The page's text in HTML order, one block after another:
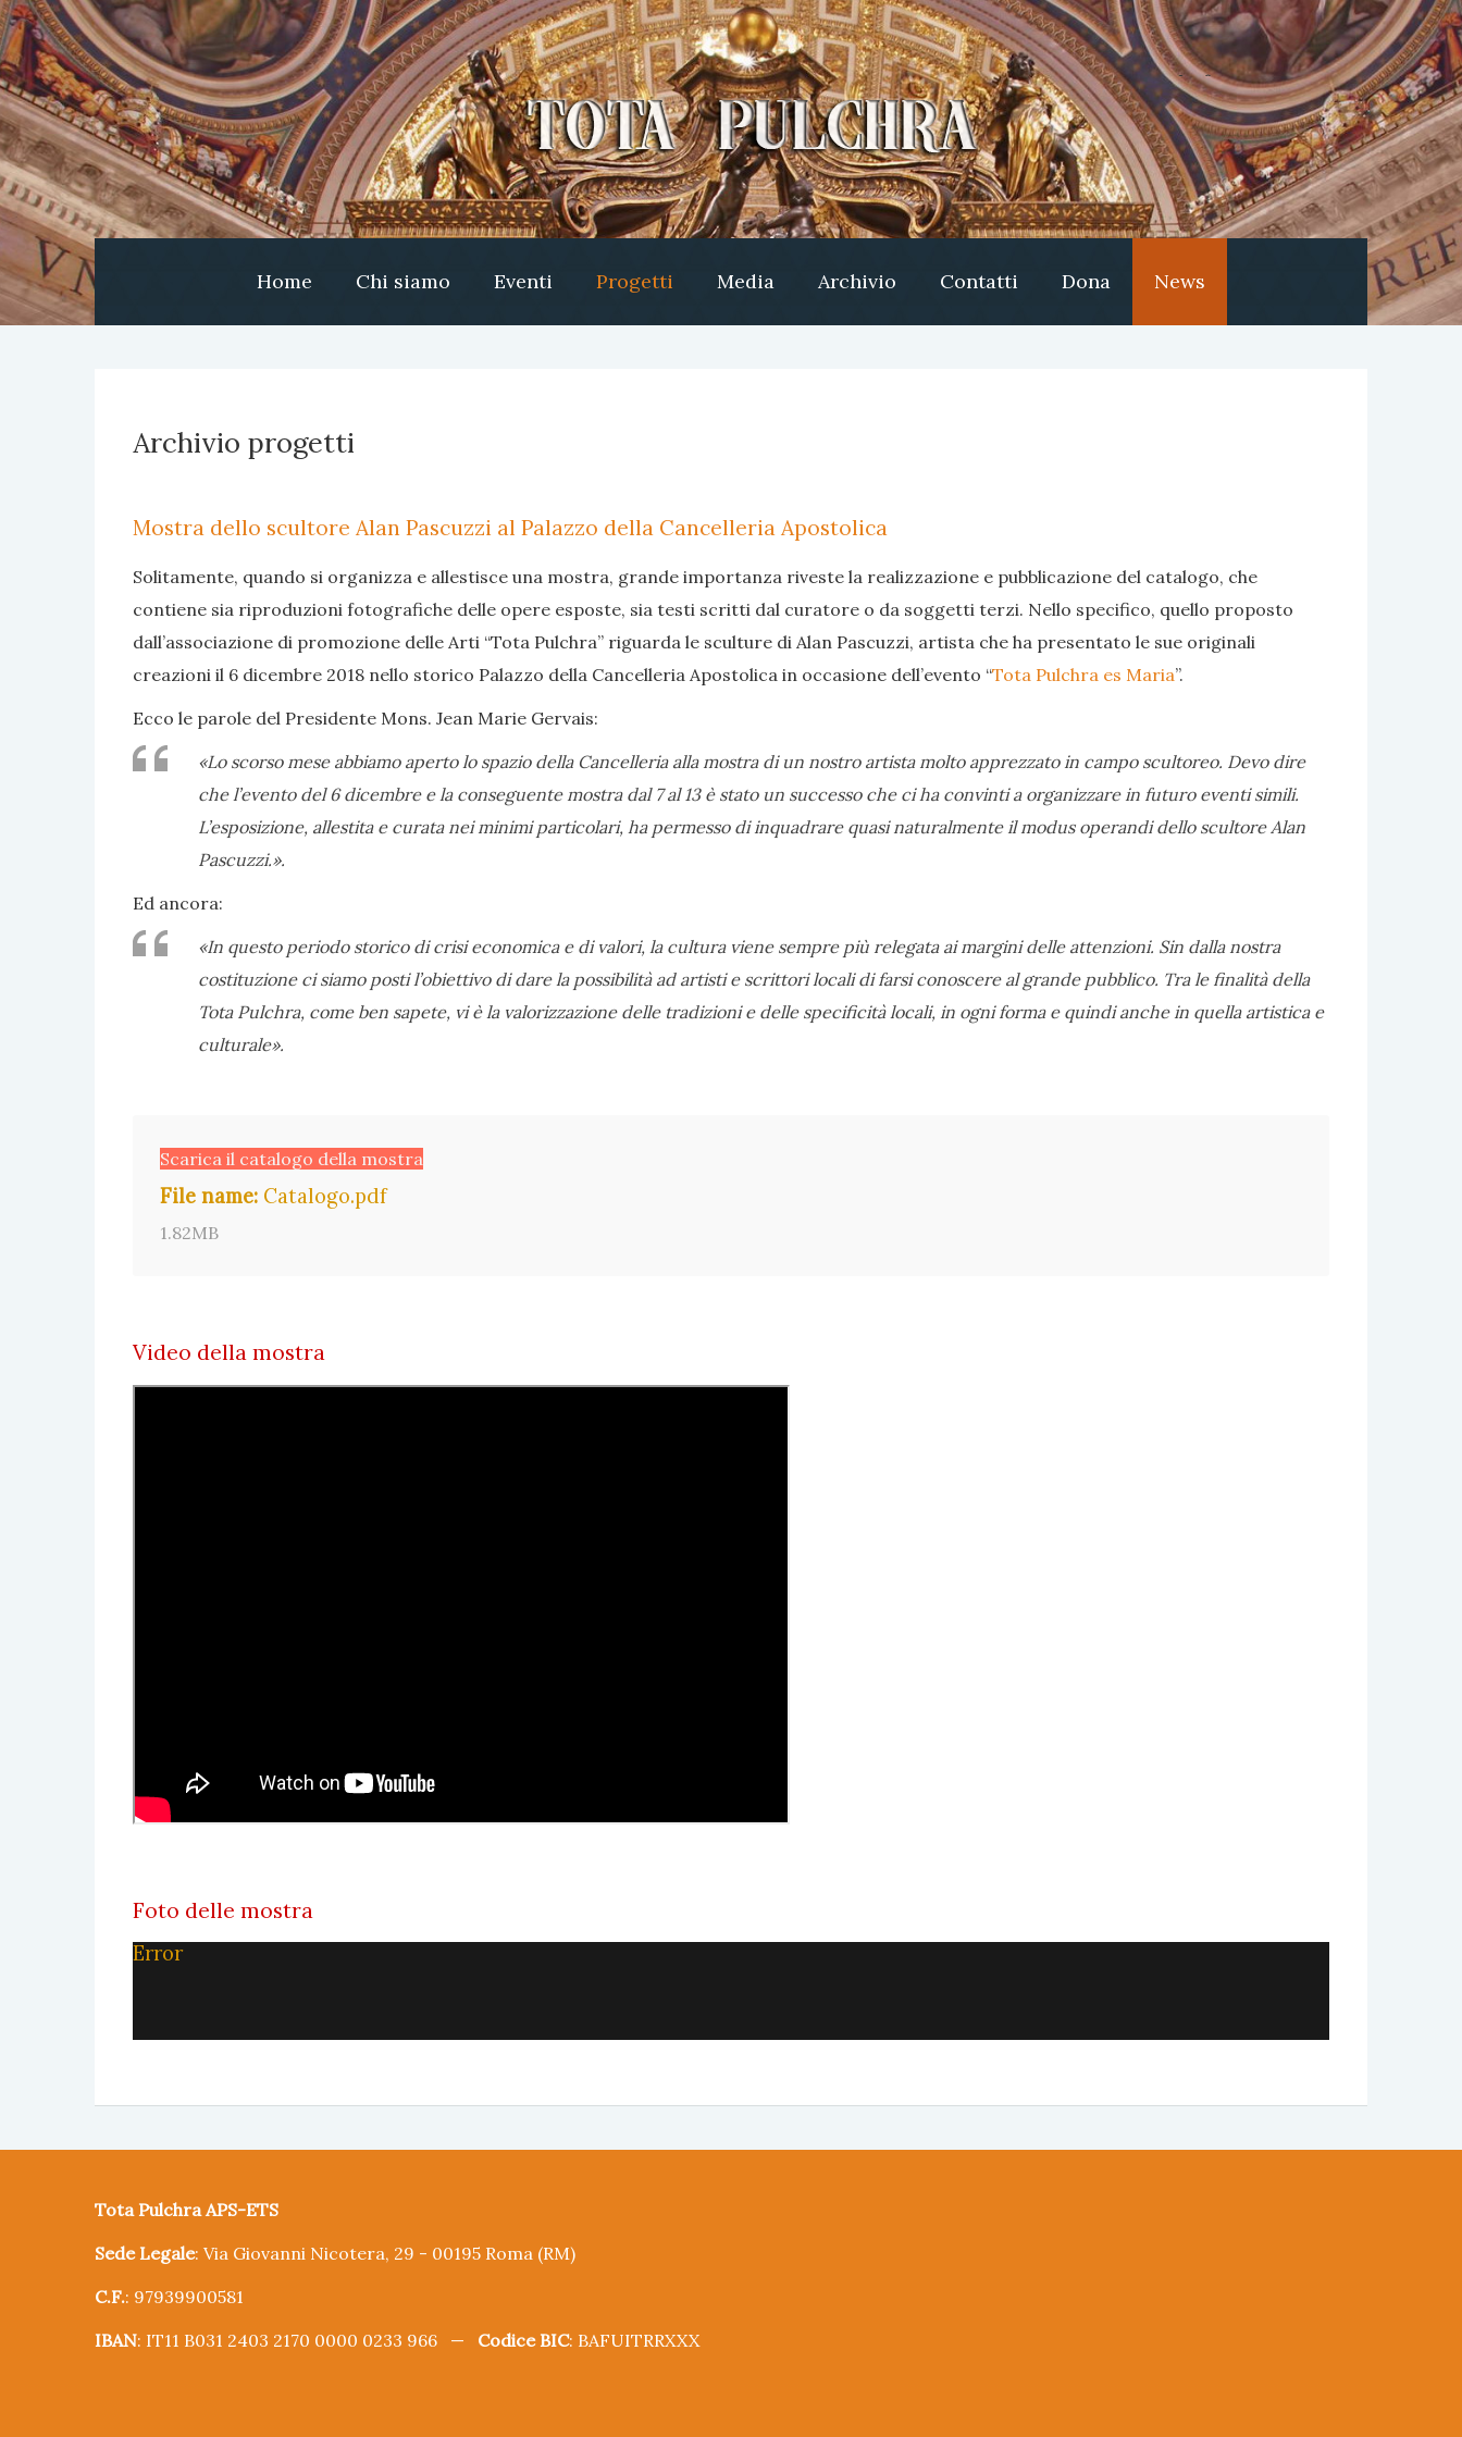
Home Chi siamo Eventi Progetti Media Archivio Contatti Dona News
Archivio progetti
Mostra dello scultore Alan Pascuzzi al Palazzo della Cancelleria Apostolica
Solitamente, quando si organizza e allestisce una mostra, grande importanza riveste la realizzazione e pubblicazione del catalogo, che
contiene sia riproduzioni fotografiche delle opere esposte, sia testi scritti dal curatore o da soggetti terzi. Nello specifico, quello proposto
dall’associazione di promozione delle Arti “Tota Pulchra” riguarda le sculture di Alan Pascuzzi, artista che ha presentato le sue originali
creazioni il 6 dicembre 2018 nello storico Palazzo della Cancelleria Apostolica in occasione dell’evento “Tota Pulchra es Maria”.
Ecco le parole del Presidente Mons. Jean Marie Gervais:
«Lo scorso mese abbiamo aperto lo spazio della Cancelleria alla mostra di un nostro artista molto apprezzato in campo scultoreo. Devo dire
che l’evento del 6 dicembre e la conseguente mostra dal 7 al 13 è stato un successo che ci ha convinti a organizzare in futuro eventi simili.
L’esposizione, allestita e curata nei minimi particolari, ha permesso di inquadrare quasi naturalmente il modus operandi dello scultore Alan
Pascuzzi.».
Ed ancora:
«In questo periodo storico di crisi economica e di valori, la cultura viene sempre più relegata ai margini delle attenzioni. Sin dalla nostra
costituzione ci siamo posti l’obiettivo di dare la possibilità ad artisti e scrittori locali di farsi conoscere al grande pubblico. Tra le finalità della
Tota Pulchra, come ben sapete, vi è la valorizzazione delle tradizioni e delle specificità locali, in ogni forma e quindi anche in quella artistica e
culturale».
Scarica il catalogo della mostra
File name: Catalogo.pdf
1.82MB
Video della mostra
Foto delle mostra
Error
Tota Pulchra APS-ETS
Sede Legale: Via Giovanni Nicotera, 29 - 00195 Roma (RM)
C.F.: 97939900581
IBAN: IT11 B031 2403 2170 0000 0233 966 — Codice BIC: BAFUITRRXXX